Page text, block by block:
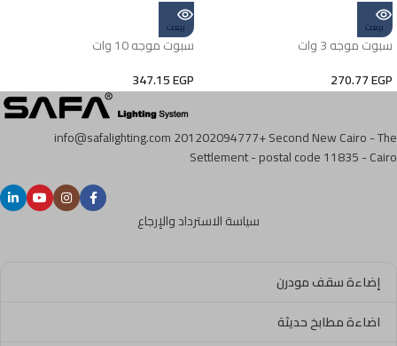
بيعت
سبوت موجه 3 وات
270.77EGP
بيعت
سبوت موجه 10 وات
347.15EGP
info@safalighting.com201202094777+Second New Cairo - The
Settlement - postal code 11835 - Cairo
سياسة الاسترداد والإرجاع
إضاءة سقف مودرن
اضاءة مطابخ حديثة